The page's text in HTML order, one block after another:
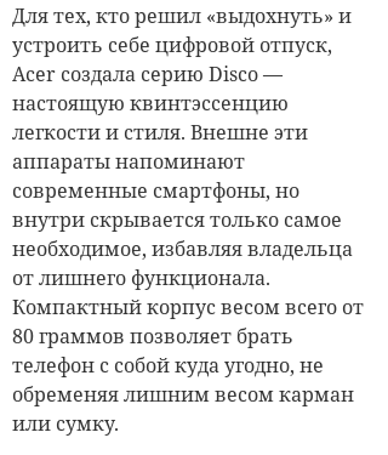
Для тех, кто решил «выдохнуть» и
устроить себе цифровой отпуск,
Acer создала серию Disco —
настоящую квинтэссенцию
легкости и стиля. Внешне эти
аппараты напоминают
современные смартфоны, но
внутри скрывается только самое
необходимое, избавляя владельца
от лишнего функционала.
Компактный корпус весом всего от
80 граммов позволяет брать
телефон с собой куда угодно, не
обременяя лишним весом карман
или сумку.